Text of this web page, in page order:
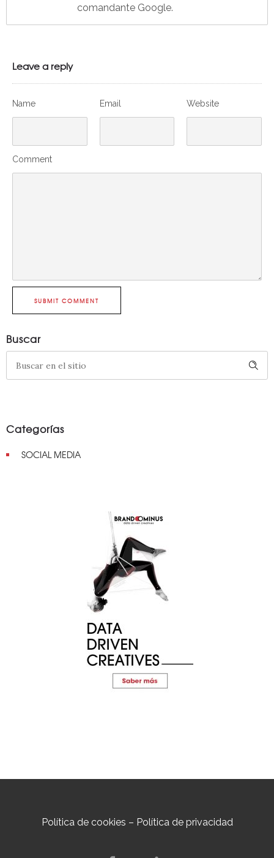
comandante Google.
Leave a reply
Name Email Website
Comment
SUBMIT COMMENT
Buscar
Categorías
SOCIAL MEDIA
Política de cookies – Política de privacidad